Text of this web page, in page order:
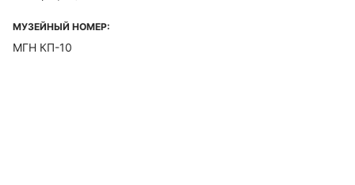
МУЗЕЙНЫЙ НОМЕР:
МГН КП-10